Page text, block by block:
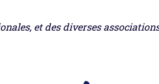
et des diverses